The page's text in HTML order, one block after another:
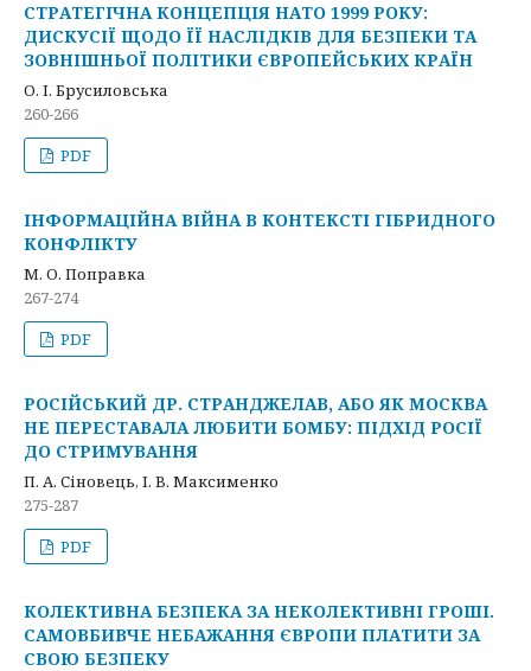
СТРАТЕГІЧНА КОНЦЕПЦІЯ НАТО 1999 РОКУ:
ДИСКУСІЇ ЩОДО ЇЇ НАСЛІДКІВ ДЛЯ БЕЗПЕКИ ТА
ЗОВНІШНЬОЇ ПОЛІТИКИ ЄВРОПЕЙСЬКИХ КРАЇН
О. І. Брусиловська
260-266
PDF
ІНФОРМАЦІЙНА ВІЙНА В КОНТЕКСТІ ГІБРИДНОГО
КОНФЛІКТУ
М. О. Поправка
267-274
PDF
РОСІЙСЬКИЙ ДР. СТРАНДЖЕЛАВ, АБО ЯК МОСКВА
НЕ ПЕРЕСТАВАЛА ЛЮБИТИ БОМБУ: ПІДХІД РОСІЇ
ДО СТРИМУВАННЯ
П. А. Сіновець, І. В. Максименко
275-287
PDF
КОЛЕКТИВНА БЕЗПЕКА ЗА НЕКОЛЕКТИВНІ ГРОШІ.
САМОВБИВЧЕ НЕБАЖАННЯ ЄВРОПИ ПЛАТИТИ ЗА
СВОЮ БЕЗПЕКУ